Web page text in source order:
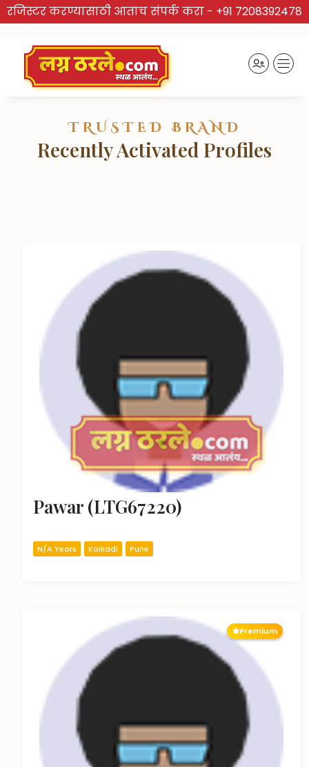
रजिस्टर करण्यासाठी आताच संपर्क करा - +91 7208392478
TRUSTED BRAND
Recently Activated Profiles
Pawar (LTG67220)
N/A Years Kaikadi Pune
Premium